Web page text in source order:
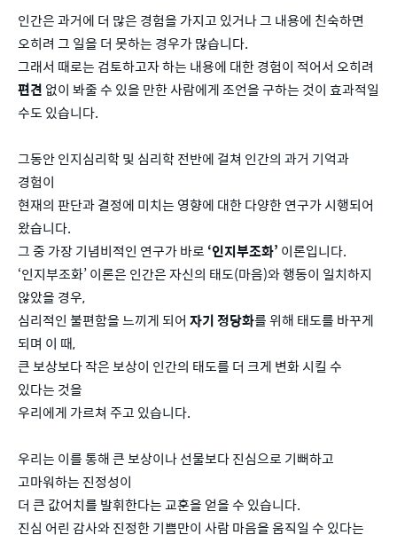
인간은 과거에 더 많은 경험을 가지고 있거나 그 내용에 친숙하면
오히려 그 일을 더 못하는 경우가 많습니다.
그래서 때로는 검토하고자 하는 내용에 대한 경험이 적어서 오히려
편견 없이 봐줄 수 있을 만한 사람에게 조언을 구하는 것이 효과적일
수도 있습니다.
그동안 인지심리학 및 심리학 전반에 걸쳐 인간의 과거 기억과
경험이
현재의 판단과 결정에 미치는 영향에 대한 다양한 연구가 시행되어
왔습니다.
그 중 가장 기념비적인 연구가 바로 ‘인지부조화’ 이론입니다.
‘인지부조화’ 이론은 인간은 자신의 태도(마음)와 행동이 일치하지
않았을 경우,
심리적인 불편함을 느끼게 되어 자기 정당화를 위해 태도를 바꾸게
되며 이 때,
큰 보상보다 작은 보상이 인간의 태도를 더 크게 변화 시킬 수
있다는 것을
우리에게 가르쳐 주고 있습니다.
우리는 이를 통해 큰 보상이나 선물보다 진심으로 기뻐하고
고마워하는 진정성이
더 큰 값어치를 발휘한다는 교훈을 얻을 수 있습니다.
진심 어린 감사와 진정한 기쁨만이 사람 마음을 움직일 수 있다는